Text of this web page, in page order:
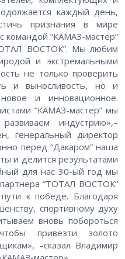
каждый день,
признания в мире
командой “КАМАЗ-мастер”
ВОСТОК”. Мы любим
и экстремальными
не только проверить
и выносливость, но и
и инновационное.
“КАМАЗ-мастер” мы
индустрию»,–
генеральный директор
перед “Дакаром” наша
и делится результатами
для нас 30-ый год мы
“ТОТАЛ ВОСТОК”
к победе. Благодаря
спортивному духу
вновь побороться
привезти золото
–сказал Владимир